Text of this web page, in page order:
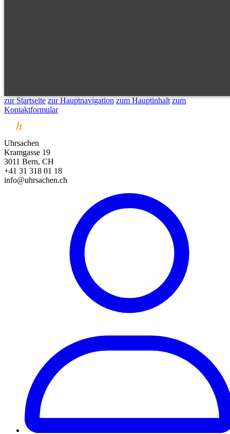
zur Startseite zur Hauptnavigation zum Hauptinhalt zum
Kontaktformular
Uhrsachen
Kramgasse 19
3011 Bern, CH
+41 31 318 01 18
info@uhrsachen.ch